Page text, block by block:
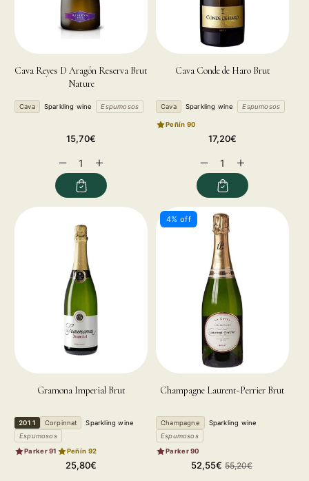
Cava Reyes D Aragón Reserva Brut
Nature
Cava Sparkling wine Espumosos
Regular
15,70€
Decrease
quantity
Increase
quantity
for
Cava Conde de Haro Brut
Cava Sparkling wine Espumosos
Peñín 90
Regular
17,20€
Decrease
quantity
Increase
quantity
for
Gramona Imperial Brut
2011 Corpinnat
Sparkling wine
Espumosos
Parker 91
Peñín 92
Regular
25,80€
4% off
Champagne Laurent-Perrier Brut
Champagne
Sparkling wine
Espumosos
Parker 90
Sale
52,55€ Regular
55,20€